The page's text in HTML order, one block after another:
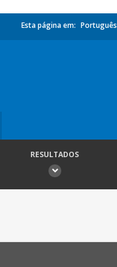
Esta página em: Português
RESULTADOS